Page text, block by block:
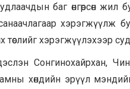
баг өнгөрсөн
хэрэгжүүлж
хэрэгжүүлэхээр
Сонгинохайрхан,
хөндийн эрүүл